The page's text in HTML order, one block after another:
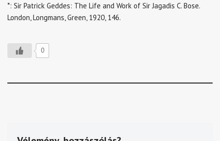
*: Sir Patrick Geddes: The Life and Work of Sir Jagadis C. Bose.
London, Longmans, Green, 1920, 146.
0